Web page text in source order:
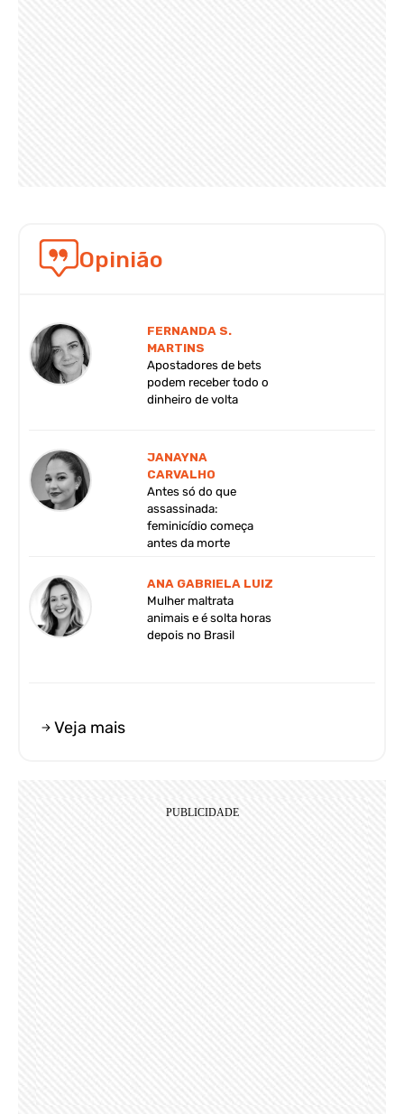
Opinião
FERNANDA S.
MARTINS
Apostadores de bets
podem receber todo o
dinheiro de volta
JANAYNA
CARVALHO
Antes só do que
assassinada:
feminicídio começa
antes da morte
ANA GABRIELA LUIZ
Mulher maltrata
animais e é solta horas
depois no Brasil
Veja mais